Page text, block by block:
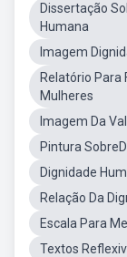
Dissertação
Humana
Imagem
Relatório Para
Mulheres
Imagem Da
Pintura
Dignidade
Relação Da
Escala Para
Textos